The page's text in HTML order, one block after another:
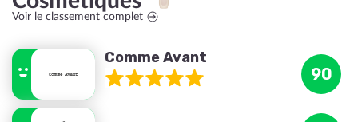
Voir le classement complet
Comme Avant
90